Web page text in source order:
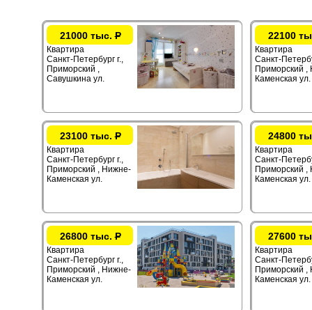
21000 тыс.Р
Квартира
Санкт-Петербург г.,
Приморский ,
Савушкина ул.
22100
Квартира
Санкт-
Приморский ,
Каменская ул.
23100 тыс.Р
Квартира
Санкт-Петербург г.,
Приморский , Нижне-
Каменская ул.
24800
Квартира
Санкт-
Приморский ,
Каменская ул.
26800 тыс.Р
Квартира
Санкт-Петербург г.,
Приморский , Нижне-
Каменская ул.
27600
Квартира
Санкт-
Приморский ,
Каменская ул.